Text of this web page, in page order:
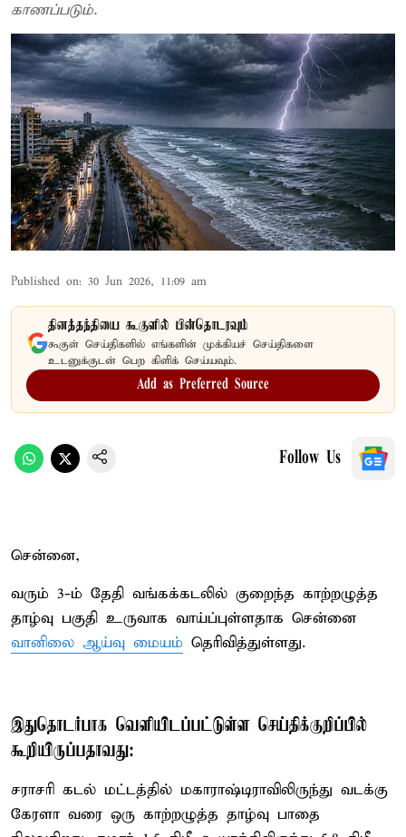
காணப்படும்.
Published on: 30 Jun 2026, 11:09 am
தினத்தந்தியை கூகுளில் பின்தொடரவும்
கூகுள் செய்திகளில் எங்களின் முக்கியச் செய்திகளை
உடனுக்குடன் பெற கிளிக் செய்யவும்.
Add as Preferred Source
Follow Us
சென்னை,
வரும் 3-ம் தேதி வங்கக்கடலில் குறைந்த காற்றழுத்த
தாழ்வு பகுதி உருவாக வாய்ப்புள்ளதாக சென்னை
வானிலை ஆய்வு மையம் தெரிவித்துள்ளது.
இதுதொடர்பாக வெளியிடப்பட்டுள்ள செய்திக்குறிப்பில்
கூறியிருப்பதாவது:
சராசரி கடல் மட்டத்தில் மகாராஷ்டிராவிலிருந்து வடக்கு
கேரளா வரை ஒரு காற்றழுத்த தாழ்வு பாதை